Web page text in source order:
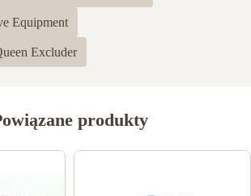
product! It is exactly what I wanted and
Equipment
Excluder
produkty